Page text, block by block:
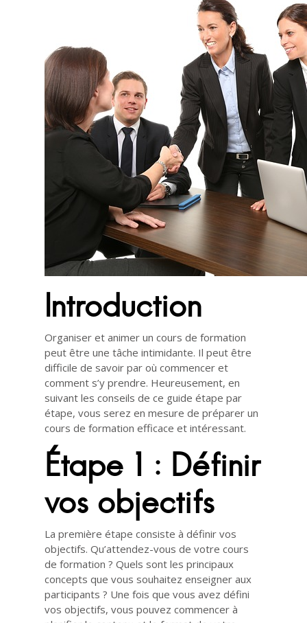
Introduction
Organiser et animer un cours de formation
peut être une tâche intimidante. Il peut être
difficile de savoir par où commencer et
comment s’y prendre. Heureusement, en
suivant les conseils de ce guide étape par
étape, vous serez en mesure de préparer un
cours de formation efficace et intéressant.
Étape 1 : Définir
vos objectifs
La première étape consiste à définir vos
objectifs. Qu’attendez-vous de votre cours
de formation ? Quels sont les principaux
concepts que vous souhaitez enseigner aux
participants ? Une fois que vous avez défini
vos objectifs, vous pouvez commencer à